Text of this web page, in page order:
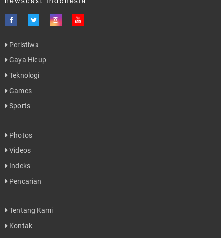
Peristiwa
Gaya Hidup
Teknologi
Games
Sports
Photos
Videos
Indeks
Pencarian
Tentang Kami
Kontak